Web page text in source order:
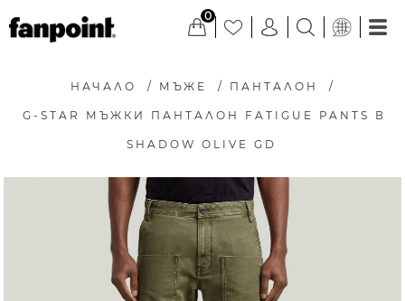
0
НАЧАЛО / МЪЖЕ / ПАНТАЛОН /
G-STAR МЪЖКИ ПАНТАЛОН FATIGUE PANTS В
SHADOW OLIVE GD